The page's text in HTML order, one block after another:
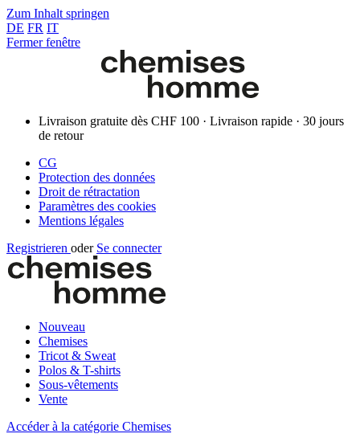
Zum Inhalt springen
DE FR IT
Fermer fenêtre
Livraison gratuite dès CHF 100 · Livraison rapide · 30 jours
de retour
CG
Protection des données
Droit de rétractation
Paramètres des cookies
Mentions légales
Registrieren oder Se connecter
Nouveau
Chemises
Tricot & Sweat
Polos & T-shirts
Sous-vêtements
Vente
Accéder à la catégorie Chemises